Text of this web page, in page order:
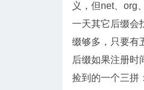
义，但net、org
一天其它后缀会
缀够多，只要有
后缀如果注册时
捡到的一个三拼